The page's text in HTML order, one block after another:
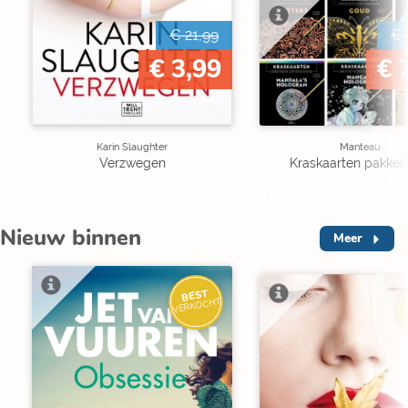
€ 21,99
€ 3,99
Karin Slaughter
Verzwegen
€
€
Manteau
Kraskaarten pakket
Nieuw binnen Meer
BEST
VERKOCHT